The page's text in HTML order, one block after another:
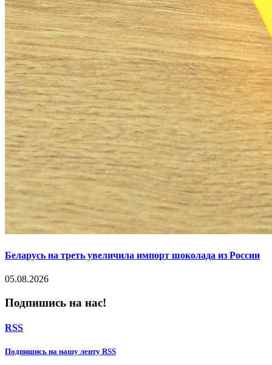
Беларусь на треть увеличила импорт шоколада из России
05.08.2026
Подпишись на нас!
RSS
Подпишиcь на нашу ленту RSS